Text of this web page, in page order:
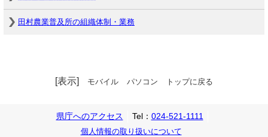
田村農業普及所の組織体制・業務
[表示] モバイル パソコン トップに戻る
県庁へのアクセス Tel： 024-521-1111
個人情報の取り扱いについて